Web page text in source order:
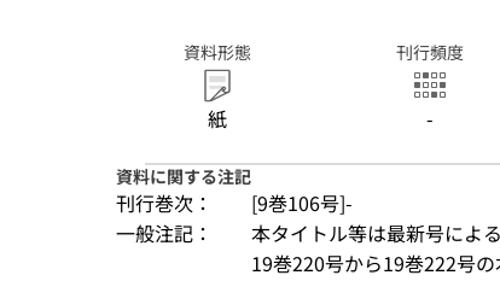
資料形態
紙
刊行頻度
-
資料に関する注記
刊行巻次：
[9巻106号]-
一般注記：
本タイトル等は最新号による
19巻220号から19巻222号